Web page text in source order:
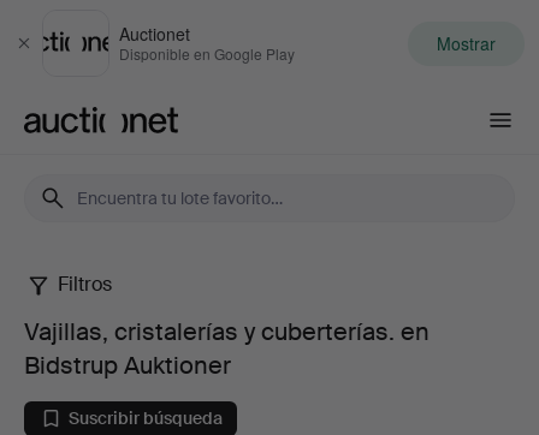
Cerrar
Auctionet
Disponible en Google Play Mostrar
Vajillas,
cristalerías
Filtros
Vajillas, cristalerías y cuberterías. en
Bidstrup Auktioner
Suscribir búsqueda